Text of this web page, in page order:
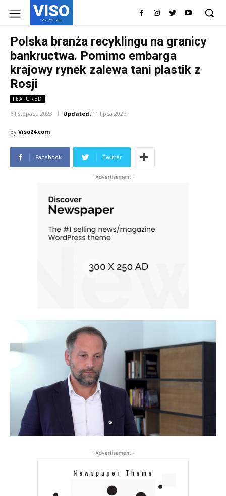
VISO
Viso24.com
Polska branża recyklingu na granicy
bankructwa. Pomimo embarga
krajowy rynek zalewa tani plastik z
Rosji
FEATURED
6 listopada 2023 Updated: 11 lipca 2026
By Viso24.com
Facebook Twitter
- Advertisement -
- Advertisement -